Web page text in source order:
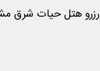
رزرو هتل حیات شرق